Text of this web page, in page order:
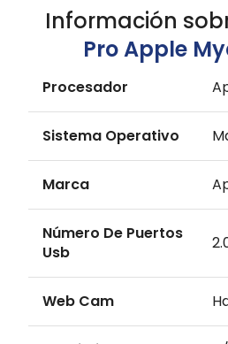
Información
Pro Apple
Procesador
Sistema Operativo
Marca
Número De Puertos
Usb
Web Cam